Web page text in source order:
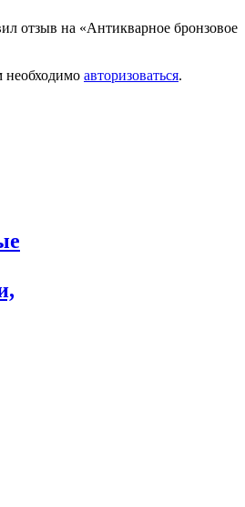
отзыв на «Антикварное бронзовое
необходимо авторизоваться.